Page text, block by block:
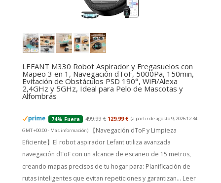
LEFANT M330 Robot Aspirador y Fregasuelos con
Mapeo 3 en 1, Navegación dToF, 5000Pa, 150min,
Evitación de Obstáculos PSD 190°, WiFi/Alexa
2,4GHz y 5GHz, Ideal para Pelo de Mascotas y
Alfombras
74% Fuera 499,99 € 129,99 € (a partir de agosto 9, 2026 12:34
GMT +00:00 - Más información)
【Navegación dToF y Limpieza
Eficiente】El robot aspirador Lefant utiliza avanzada
navegación dToF con un alcance de escaneo de 15 metros,
creando mapas precisos de tu hogar para: Planificación de
rutas inteligentes que evitan repeticiones y garantizan... Leer